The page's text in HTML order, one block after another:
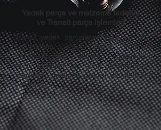
​Yedek parça ve malzeme tedariki
ve Transit parça işlemleri
​Transit yedek parçalarının ilgili gümrük
mevzuatına uygun olarak transit,
transit-aktarma, antrepo süreçlerini
takip edilmesi ve gemi teslimlerinin
yapılması, gemiden yurtdışı işlemlerinin
yapılması,